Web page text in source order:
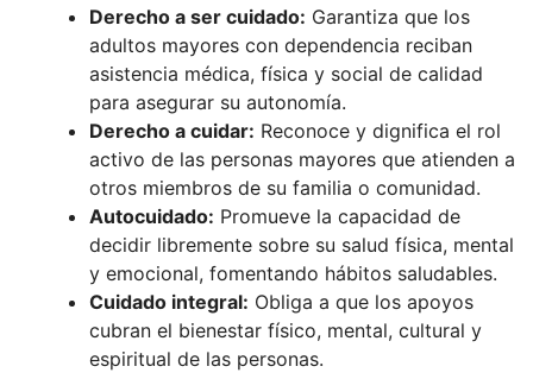
Derecho a ser cuidado: Garantiza que los
adultos mayores con dependencia reciban
asistencia médica, física y social de calidad
para asegurar su autonomía.
Derecho a cuidar: Reconoce y dignifica el rol
activo de las personas mayores que atienden a
otros miembros de su familia o comunidad.
Autocuidado: Promueve la capacidad de
decidir libremente sobre su salud física, mental
y emocional, fomentando hábitos saludables.
Cuidado integral: Obliga a que los apoyos
cubran el bienestar físico, mental, cultural y
espiritual de las personas.